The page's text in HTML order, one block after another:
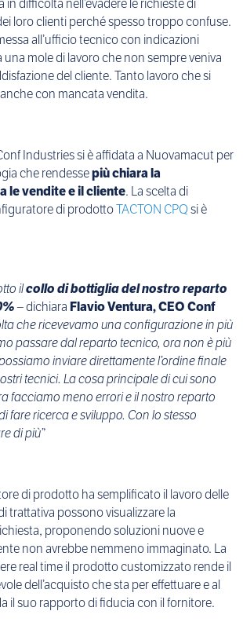
in difficoltà nell’evadere le richieste di
loro clienti perché spesso troppo confuse.
all’ufficio tecnico con indicazioni
mole di lavoro che non sempre veniva
del cliente. Tanto lavoro che si
con mancata vendita.
Industries si è affidata a Nuovamacut per
che rendessepiù chiara la
le vendite e il cliente. La scelta di
di prodottoTACTON CPQsi è
ilcollo di bottiglia del nostro reparto
–dichiaraFlavio Ventura, CEO Conf
che ricevevamo una configurazione in più
passare dal reparto tecnico, ora non è più
inviare direttamente l’ordine finale
tecnici. La cosa principale di cui sono
facciamo meno errori e il nostro reparto
fare ricerca e sviluppo. Con lo stesso
di più”
di prodotto ha semplificato il lavoro delle
trattativa possono visualizzare la
proponendo soluzioni nuove e
non avrebbe nemmeno immaginato. La
real time il prodotto customizzato rende il
dell’acquisto che sta per effettuare e al
il suo rapporto di fiducia con il fornitore.